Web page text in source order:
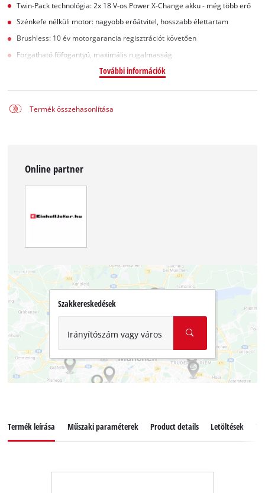
Twin-Pack technológia: 2x 18 V-os Power X-Change akku - még több erő
Szénkefe nélküli motor: nagyobb erőátvitel, hosszabb élettartam
Brushless: 10 év motorgarancia regisztrációt követően
Forgatható főfogantyú, maximális rugalmasság
További információk
Termék összehasonlítása
Online partner
Szakkereskedések
Irányítószám vagy város
Termék leírása Műszaki paraméterek Product details Letöltések